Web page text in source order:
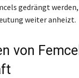
gedrängt
weiter anheizt.
von